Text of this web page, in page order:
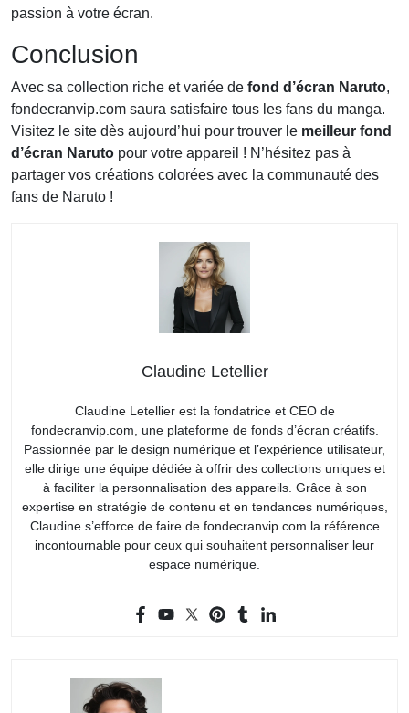
passion à votre écran.
Conclusion
Avec sa collection riche et variée de fond d’écran Naruto,
fondecranvip.com saura satisfaire tous les fans du manga.
Visitez le site dès aujourd’hui pour trouver le meilleur fond
d’écran Naruto pour votre appareil ! N’hésitez pas à
partager vos créations colorées avec la communauté des
fans de Naruto !
Claudine Letellier
Claudine Letellier est la fondatrice et CEO de
fondecranvip.com, une plateforme de fonds d’écran créatifs.
Passionnée par le design numérique et l’expérience utilisateur,
elle dirige une équipe dédiée à offrir des collections uniques et
à faciliter la personnalisation des appareils. Grâce à son
expertise en stratégie de contenu et en tendances numériques,
Claudine s’efforce de faire de fondecranvip.com la référence
incontournable pour ceux qui souhaitent personnaliser leur
espace numérique.